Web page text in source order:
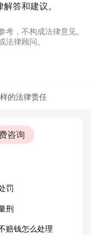
答和建议。
考，不构成法律意见。
法律顾问。
的法律责任
咨询
罚
刑
赔钱怎么处理